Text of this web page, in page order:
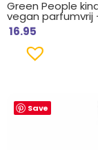
Green People
vegan parfumvrij
16.95
Save